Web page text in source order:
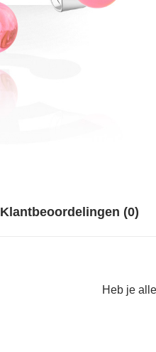
Klantbeoordelingen (0)
Heb je